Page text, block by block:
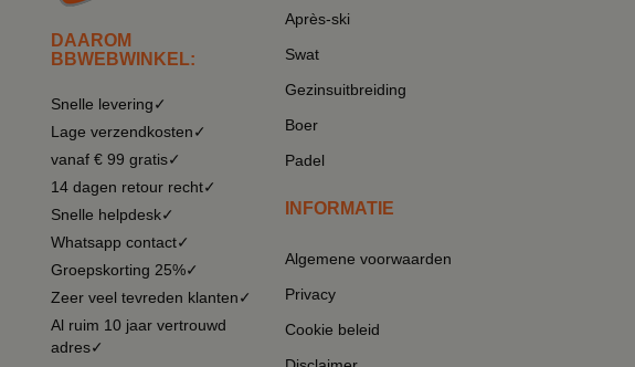
DAAROM
BBWEBWINKEL:
Snelle levering✓
Lage verzendkosten✓
vanaf € 99 gratis✓
14 dagen retour recht✓
Snelle helpdesk✓
Whatsapp contact✓
Groepskorting 25%✓
Zeer veel tevreden klanten✓
Al ruim 10 jaar vertrouwd
adres✓
Après-ski
Swat
Gezinsuitbreiding
Boer
Padel
INFORMATIE
Algemene voorwaarden
Privacy
Cookie beleid